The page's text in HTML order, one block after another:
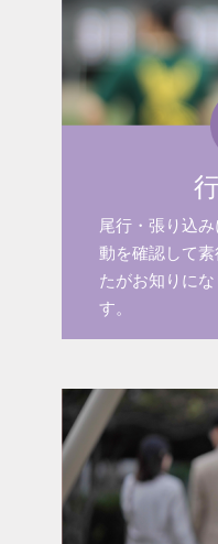
尾行・張り込
動を確認して
たがお知りに
す。